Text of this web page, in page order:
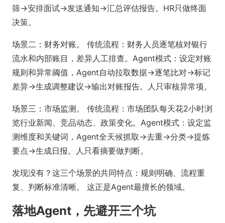
筛→安排面试→发送通知→汇总评估报告。HR只做终面
决策。
场景二：财务对账。 传统流程：财务人员逐笔核对银行
流水和内部账目，差异人工排查。Agent模式：设定对账
规则和异常阈值，Agent自动拉取数据→逐笔比对→标记
差异→生成调整建议→输出对账报告。人只审核异常项。
场景三：市场监测。 传统流程：市场团队每天花2小时浏
览行业新闻、竞品动态、政策变化。Agent模式：设定监
测维度和关键词，Agent全天候抓取→去重→分类→提炼
要点→生成日报。人只看摘要做判断。
发现没有？这三个场景的共同特点：规则明确、流程重
复、判断标准清晰。 这正是Agent最擅长的领域。
落地Agent，先避开三个坑